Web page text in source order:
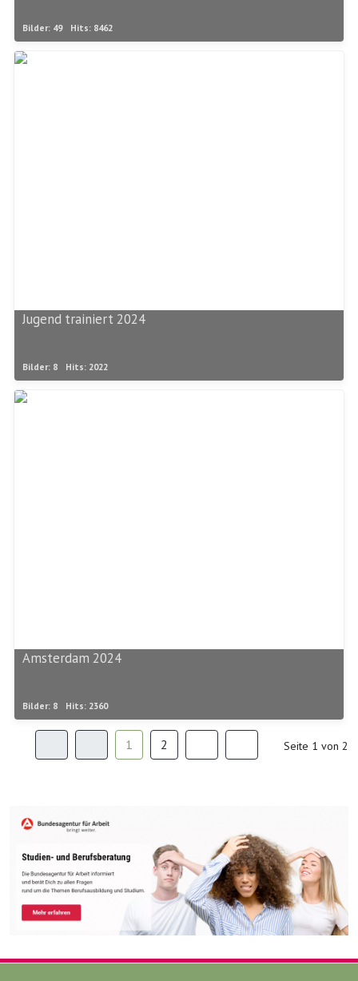
Bilder: 49 Hits: 8462
Jugend trainiert 2024
Bilder: 8 Hits: 2022
Amsterdam 2024
Bilder: 8 Hits: 2360
Seite 1 von 2
1 2